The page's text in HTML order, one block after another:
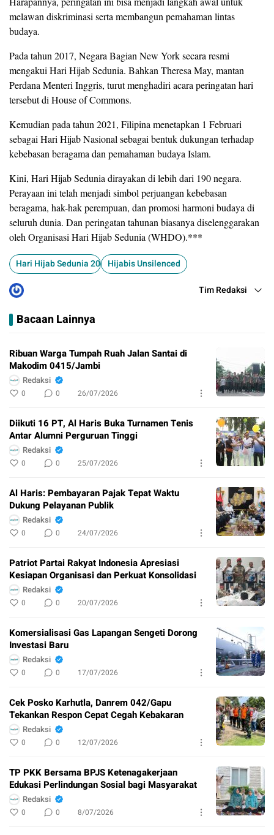
melawan diskriminasi serta membangun pemahaman lintas
budaya.
Pada tahun 2017, Negara Bagian New York secara resmi
mengakui Hari Hijab Sedunia. Bahkan Theresa May, mantan
Perdana Menteri Inggris, turut menghadiri acara peringatan hari
tersebut di House of Commons.
Kemudian pada tahun 2021, Filipina menetapkan 1 Februari
sebagai Hari Hijab Nasional sebagai bentuk dukungan terhadap
kebebasan beragama dan pemahaman budaya Islam.
Kini, Hari Hijab Sedunia dirayakan di lebih dari 190 negara.
Perayaan ini telah menjadi simbol perjuangan kebebasan
beragama, hak-hak perempuan, dan promosi harmoni budaya di
seluruh dunia. Dan peringatan tahunan biasanya diselenggarakan
oleh Organisasi Hari Hijab Sedunia (WHDO).***
Hari Hijab Sedunia 2025Hijabis Unsilenced
Tim Redaksi
Bacaan Lainnya
Ribuan Warga Tumpah Ruah Jalan Santai di
Makodim 0415/Jambi
Redaksi
0 0 26/07/2026
Diikuti 16 PT, Al Haris Buka Turnamen Tenis
Antar Alumni Perguruan Tinggi
Redaksi
0 0 25/07/2026
Al Haris: Pembayaran Pajak Tepat Waktu
Dukung Pelayanan Publik
Redaksi
0 0 24/07/2026
Patriot Partai Rakyat Indonesia Apresiasi
Kesiapan Organisasi dan Perkuat Konsolidasi
Redaksi
0 0 20/07/2026
Komersialisasi Gas Lapangan Sengeti Dorong
Investasi Baru
Redaksi
0 0 17/07/2026
Cek Posko Karhutla, Danrem 042/Gapu
Tekankan Respon Cepat Cegah Kebakaran
Redaksi
0 0 12/07/2026
TP PKK Bersama BPJS Ketenagakerjaan
Edukasi Perlindungan Sosial bagi Masyarakat
Redaksi
0 0 8/07/2026